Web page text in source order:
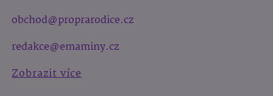
obchod@proprarodice.cz
redakce@emaminy.cz
Zobrazit více